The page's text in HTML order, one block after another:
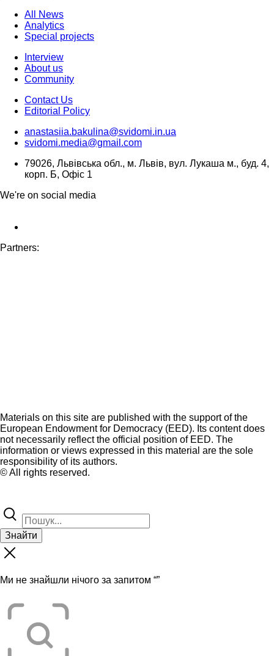
All News
Analytics
Special projects
Interview
About us
Community
Contact Us
Editorial Policy
anastasiia.bakulina@svidomi.in.ua
svidomi.media@gmail.com
79026, Львівська обл., м. Львів, вул. Лукаша м., буд. 4,
корп. Б, Офіс 1
We're on social media
Partners:
Materials on this site are published with the support of the
European Endowment for Democracy (EED). Its content does
not necessarily reflect the official position of EED. The
information or views expressed in this material are the sole
responsibility of its authors.
© All rights reserved.
Знайти
Ми не знайшли нічого за запитом “”